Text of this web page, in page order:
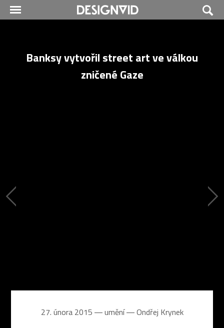
Banksy vytvořil street art ve válkou
zničené Gaze
27. února 2015 ― umění ―Ondřej Krynek